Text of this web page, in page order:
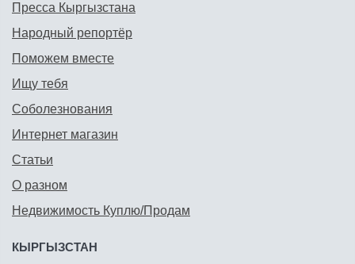
Пресса Кыргызстана
Народный репортёр
Поможем вместе
Ищу тебя
Соболезнования
Интернет магазин
Статьи
О разном
Недвижимость Куплю/Продам
КЫРГЫЗСТАН